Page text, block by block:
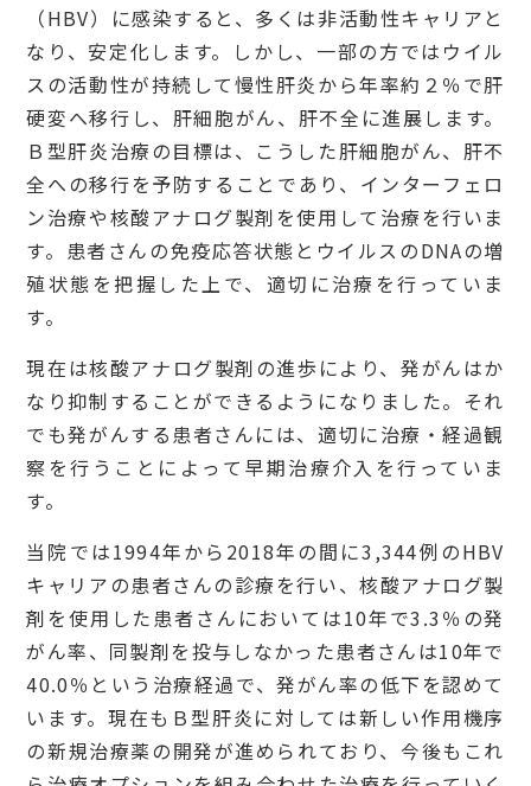
（HBV）に感染すると、多くは非活動性キャリアと
なり、安定化します。しかし、一部の方ではウイル
スの活動性が持続して慢性肝炎から年率約２％で肝
硬変へ移行し、肝細胞がん、肝不全に進展します。
Ｂ型肝炎治療の目標は、こうした肝細胞がん、肝不
全への移行を予防することであり、インターフェロ
ン治療や核酸アナログ製剤を使用して治療を行いま
す。患者さんの免疫応答状態とウイルスのDNAの増
殖状態を把握した上で、適切に治療を行っていま
す。
現在は核酸アナログ製剤の進歩により、発がんはか
なり抑制することができるようになりました。それ
でも発がんする患者さんには、適切に治療・経過観
察を行うことによって早期治療介入を行っていま
す。
当院では1994年から2018年の間に3,344例のHBV
キャリアの患者さんの診療を行い、核酸アナログ製
剤を使用した患者さんにおいては10年で3.3％の発
がん率、同製剤を投与しなかった患者さんは10年で
40.0％という治療経過で、発がん率の低下を認めて
います。現在もＢ型肝炎に対しては新しい作用機序
の新規治療薬の開発が進められており、今後もこれ